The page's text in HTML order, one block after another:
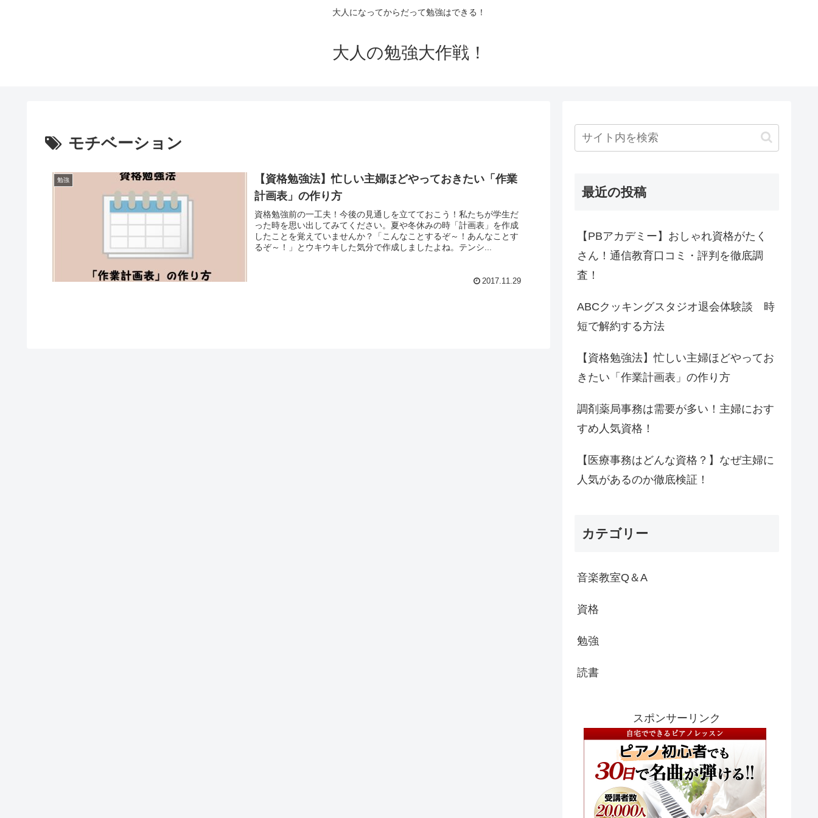
大人になってからだって勉強はできる！
大人の勉強大作戦！
モチベーション
勉強
【資格勉強法】忙しい主婦ほどやっておきたい「作業
計画表」の作り方
資格勉強前の一工夫！今後の見通しを立てておこう！私たちが学生だ
った時を思い出してみてください。夏や冬休みの時「計画表」を作成
したことを覚えていませんか？「こんなことするぞ～！あんなことす
るぞ～！」とウキウキした気分で作成しましたよね。テンシ...
2017.11.29
最近の投稿
【PBアカデミー】おしゃれ資格がたく
さん！通信教育口コミ・評判を徹底調
査！
ABCクッキングスタジオ退会体験談 時
短で解約する方法
【資格勉強法】忙しい主婦ほどやってお
きたい「作業計画表」の作り方
調剤薬局事務は需要が多い！主婦におす
すめ人気資格！
【医療事務はどんな資格？】なぜ主婦に
人気があるのか徹底検証！
カテゴリー
音楽教室Q＆A
資格
勉強
読書
スポンサーリンク